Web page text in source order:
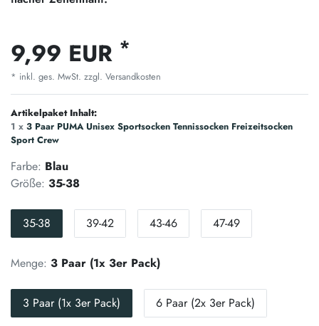
9,99 EUR *
* inkl. ges. MwSt. zzgl. Versandkosten
Artikelpaket Inhalt:
1 x 3 Paar PUMA Unisex Sportsocken Tennissocken Freizeitsocken
Sport Crew
Farbe: Blau
Größe: 35-38
35-38 39-42 43-46 47-49
Menge: 3 Paar (1x 3er Pack)
3 Paar (1x 3er Pack) 6 Paar (2x 3er Pack)